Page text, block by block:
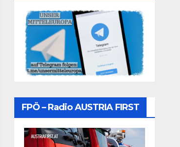
FPÖ – Radio AUSTRIA FIRST